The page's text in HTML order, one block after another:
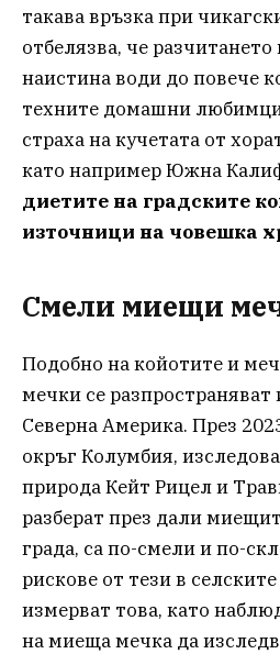
такава връзка при
отбелязва, че
наистина води до повече
техните домашни
страха на кучетата от
като например Южна
диетите на градските
източници на човешка
Смели миещи
Подобно на койотите и
мечки се разпространяват
Северна Америка. През
окръг Колумбия,
природа Кейт Рицел и
разберат през дали
града, са по-смели и по-
рискове от тези в
измерват това, като
на миеща мечка да